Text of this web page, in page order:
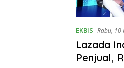
EKBIS Rabu, 10
Lazada
Penjual,